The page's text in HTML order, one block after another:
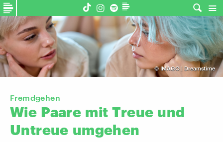
©IMAGO | Dreamstime
Fremdgehen
Wie Paare mit Treue und
Untreue umgehen